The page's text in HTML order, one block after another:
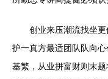
创业来压潮流找坐
护一真方最适团队队向
基繁，从业拼富财则末